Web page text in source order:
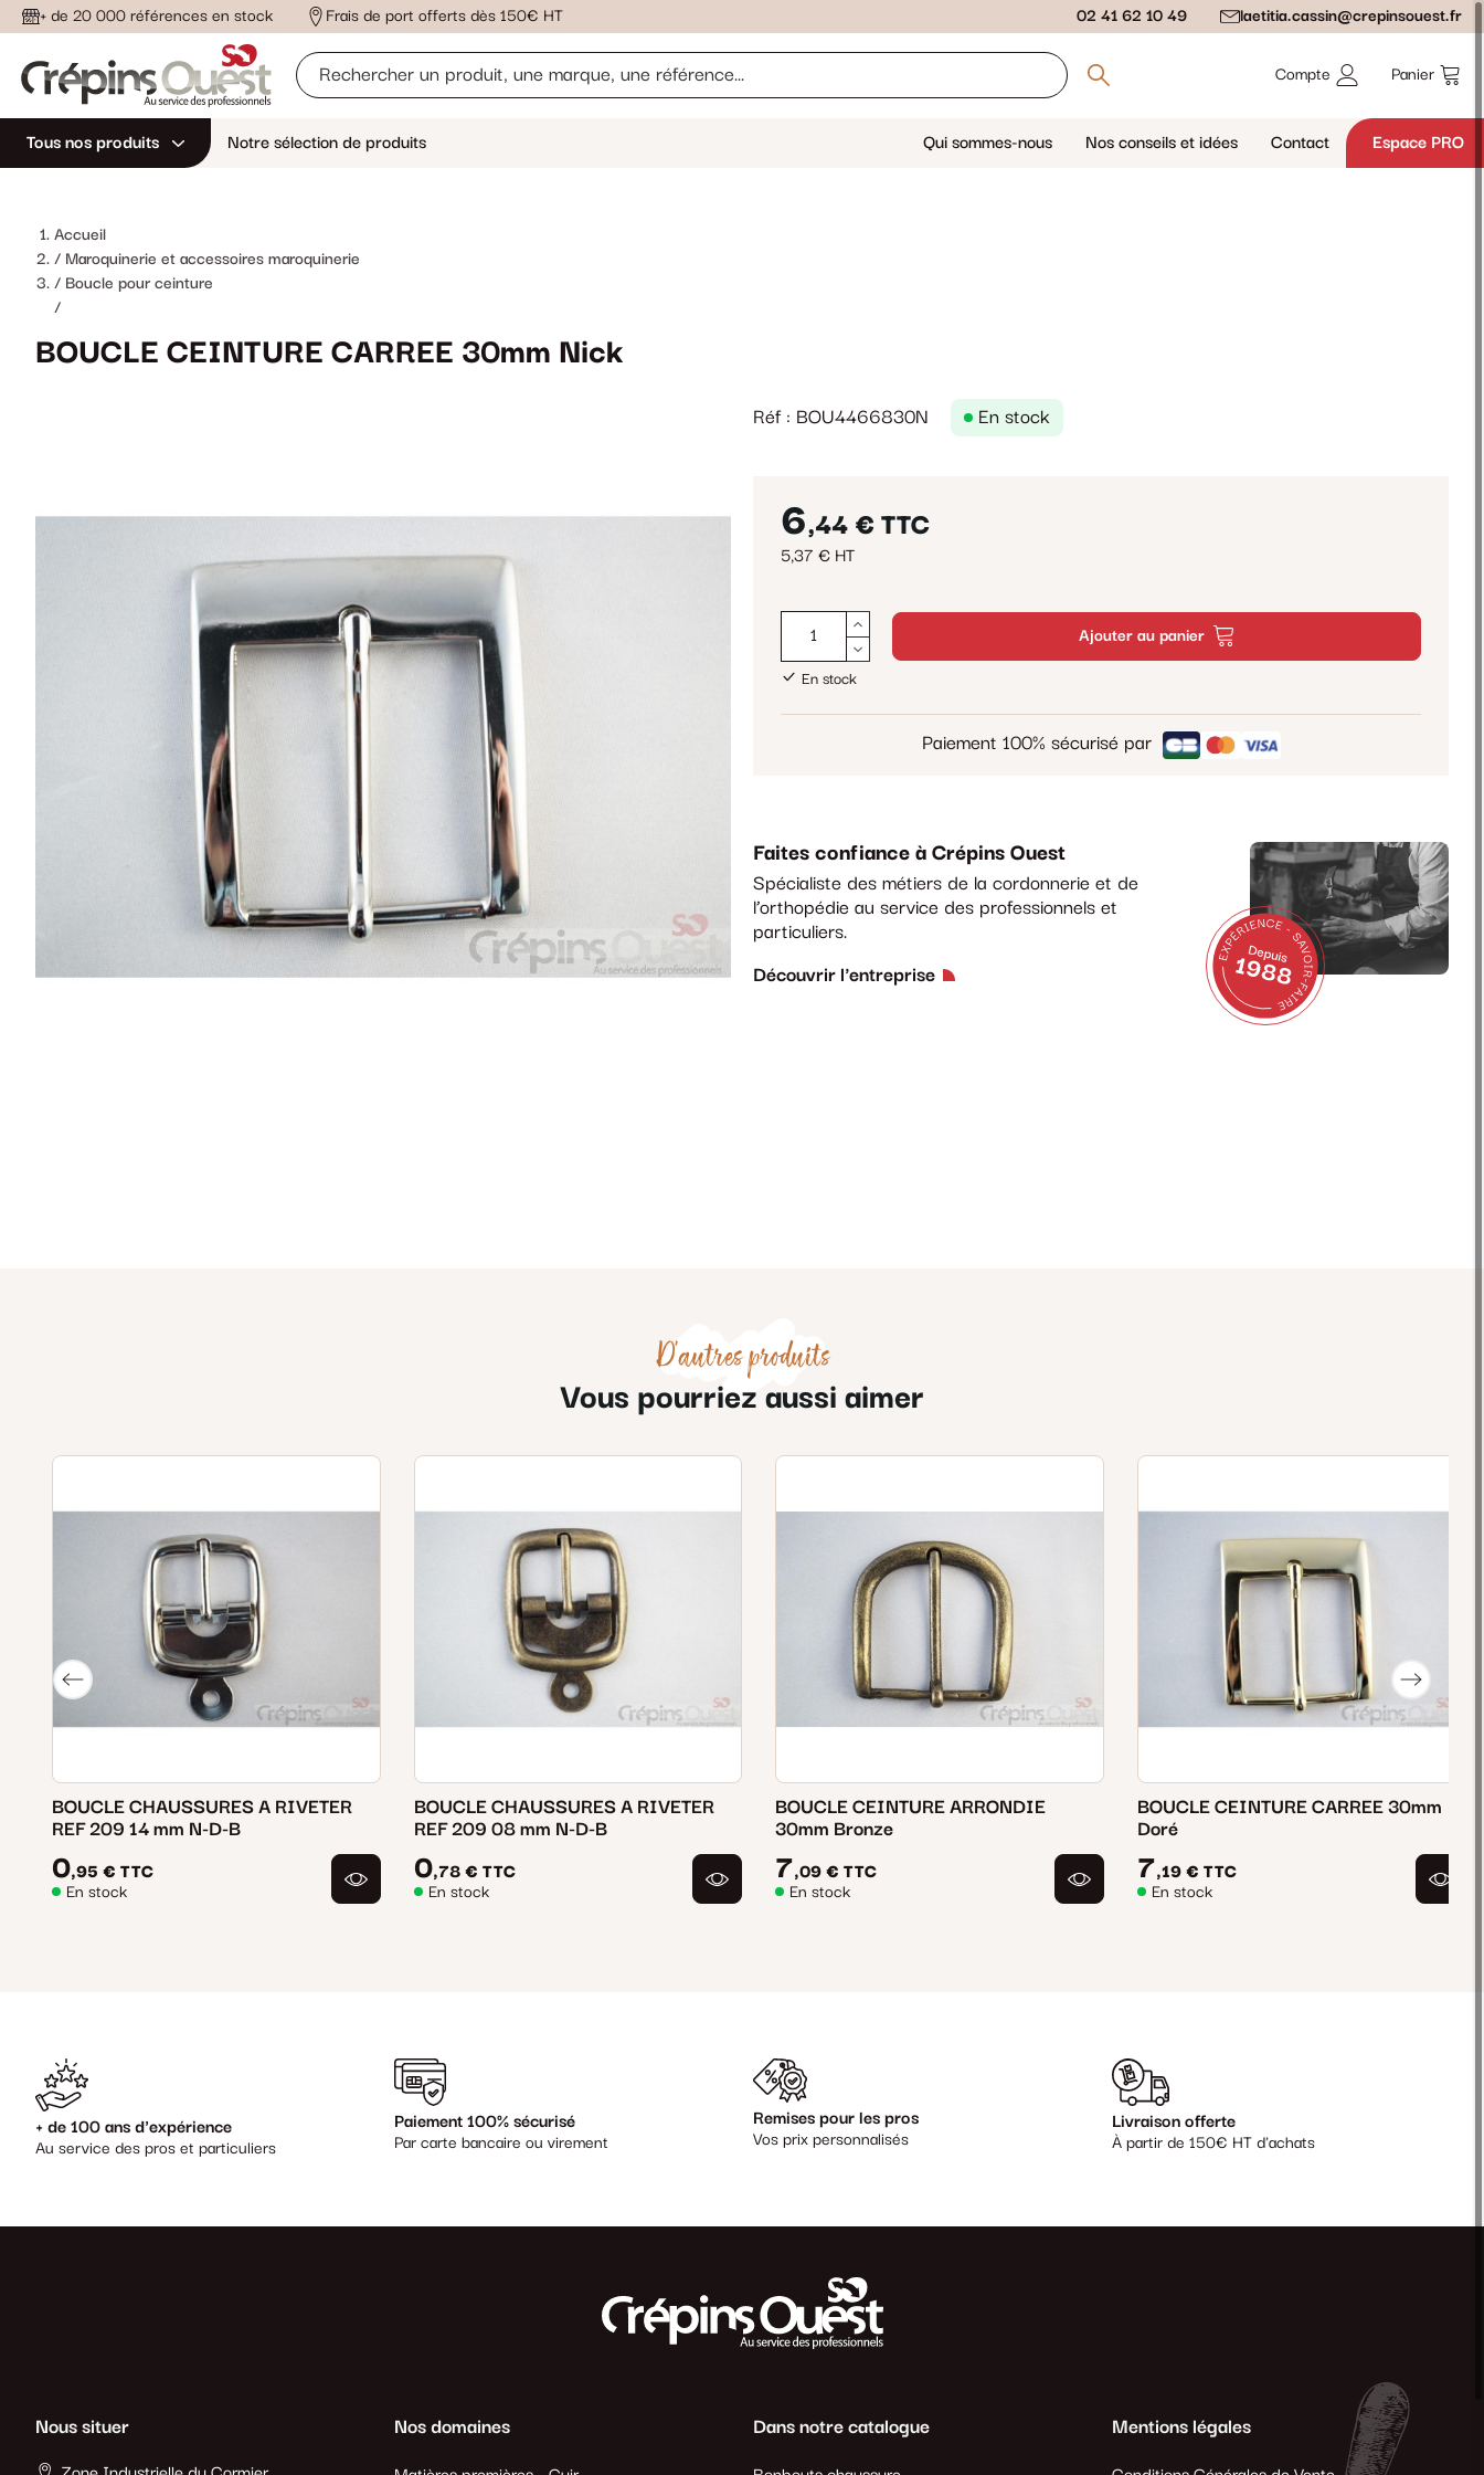
+ de 20 000 références en stock Frais de port offerts dès 150€ HT 02 41 62 10 49 laetitia.cassin@crepinsouest.fr
Compte Panier
Tous nos produits Notre sélection de produits Qui sommes-nous Nos conseils et idées Contact Espace PRO
Accueil
Maroquinerie et accessoires maroquinerie
Boucle pour ceinture
/
BOUCLE CEINTURE CARREE 30mm Nick
Réf : BOU4466830N En stock
6,44 € TTC
5,37 € HT
Ajouter au panier
En stock
Paiement 100% sécurisé par
Faites confiance à Crépins Ouest
Spécialiste des métiers de la cordonnerie et de
l’orthopédie au service des professionnels et
particuliers.
Découvrir l'entreprise
D'autres produits
Vous pourriez aussi aimer
BOUCLE CHAUSSURES A RIVETER
REF 209 14 mm N-D-B
0,95 € TTC
En stock
BOUCLE CHAUSSURES A RIVETER
REF 209 08 mm N-D-B
0,78 € TTC
En stock
BOUCLE CEINTURE ARRONDIE
30mm Bronze
7,09 € TTC
En stock
BOUCLE CEINTURE CARREE 30mm
Doré
7,19 € TTC
En stock
+ de 100 ans d'expérience
Au service des pros et particuliers
Paiement 100% sécurisé
Par carte bancaire ou virement
Remises pour les pros
Vos prix personnalisés
Livraison offerte
À partir de 150€ HT d'achats
Nous situer Nos domaines Dans notre catalogue Mentions légales